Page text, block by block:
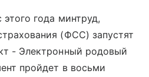
года минтруд,
(ФСС) запустят
- Электронный родовый
пройдет в восьми